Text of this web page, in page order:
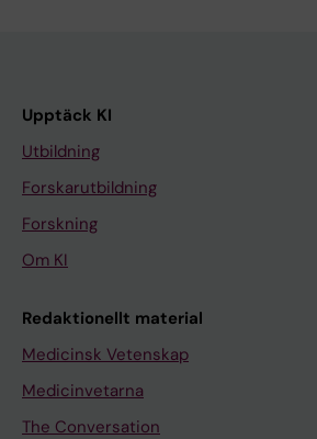
Upptäck KI
Utbildning
Forskarutbildning
Forskning
Om KI
Redaktionellt material
Medicinsk Vetenskap
Medicinvetarna
The Conversation